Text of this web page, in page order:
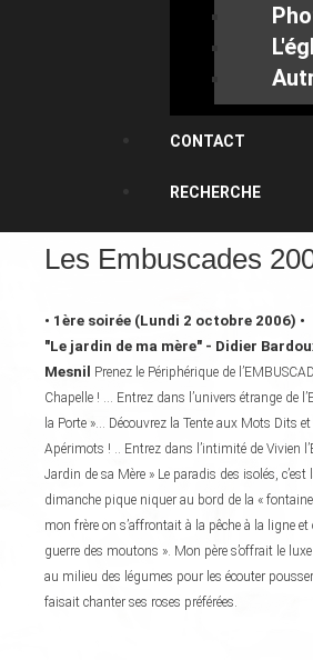
CONTACT
RECHERCHE
Les Embuscades
• 1ère soirée (Lundi 2 octobre 2006) •
"Le jardin de ma mère" - Didier
Mesnil Prenez le Périphérique de
Chapelle ! ... Entrez dans l’univers étrange de
la Porte »... Découvrez la Tente aux Mots Dits
Apérimots ! .. Entrez dans l’intimité de Vivien
Jardin de sa Mère » Le paradis des isolés, c’est
dimanche pique niquer au bord de la «
mon frère on s’affrontait à la pêche à la ligne
guerre des moutons ». Mon père s’offrait le
au milieu des légumes pour les écouter
faisait chanter ses roses préférées.